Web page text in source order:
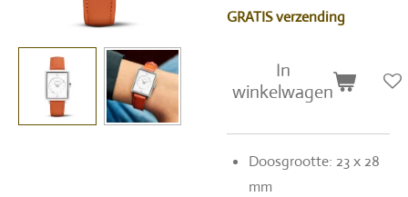
GRATIS verzending
In
winkelwagen
Doosgrootte: 23 x 28
mm